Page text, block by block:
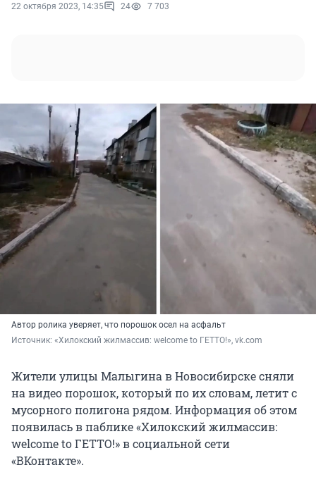
22 октября 2023, 14:35 24 7 703
Автор ролика уверяет, что порошок осел на асфальт
Источник: «Хилокский жилмассив: welcome to ГЕТТО!», vk.com
Жители улицы Малыгина в Новосибирске сняли
на видео порошок, который по их словам, летит с
мусорного полигона рядом. Информация об этом
появилась в паблике «Хилокский жилмассив:
welcome to ГЕТТО!» в социальной сети
«ВКонтакте».